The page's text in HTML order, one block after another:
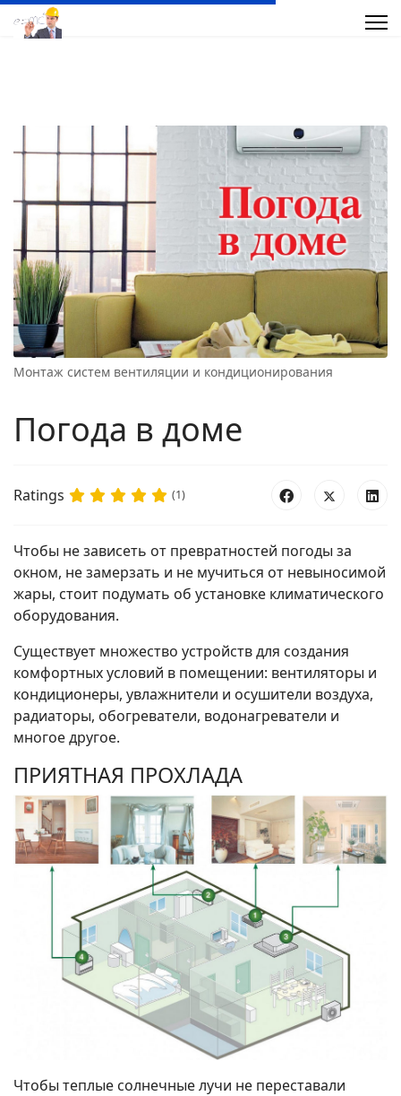
Монтаж систем вентиляции и кондиционирования
Погода в доме
Ratings (1)
Чтобы не зависеть от превратностей погоды за
окном, не замерзать и не мучиться от невыносимой
жары, стоит подумать об установке климатического
оборудования.
Существует множество устройств для создания
комфортных условий в помещении: вентиляторы и
кондиционеры, увлажнители и осушители воздуха,
радиаторы, обогреватели, водонагреватели и
многое другое.
ПРИЯТНАЯ ПРОХЛАДА
Чтобы теплые солнечные лучи не переставали